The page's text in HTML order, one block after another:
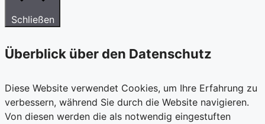
Schließen
Überblick über den Datenschutz
Diese Website verwendet Cookies, um Ihre Erfahrung zu
verbessern, während Sie durch die Website navigieren.
Von diesen werden die als notwendig eingestuften